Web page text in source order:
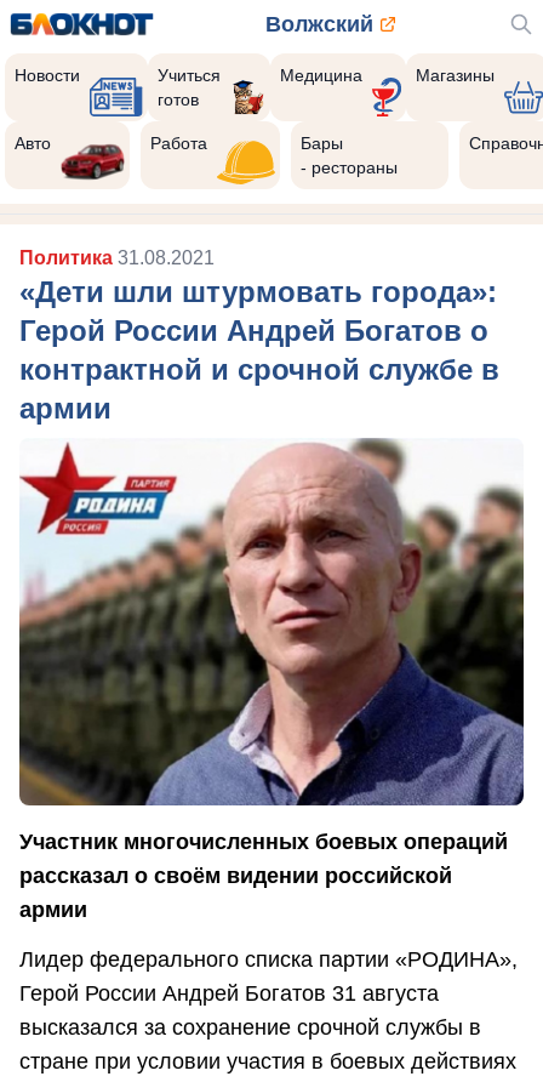
Волжский
Новости
Учиться
готов
Медицина Магазины
Авто Работа
Бары
- рестораны
Политика 31.08.2021
«Дети шли штурмовать города»:
Герой России Андрей Богатов о
контрактной и срочной службе в
армии
Участник многочисленных боевых операций
рассказал о своём видении российской
армии
Лидер федерального списка партии «РОДИНА»,
Герой России Андрей Богатов 31 августа
высказался за сохранение срочной службы в
стране при условии участия в боевых действиях